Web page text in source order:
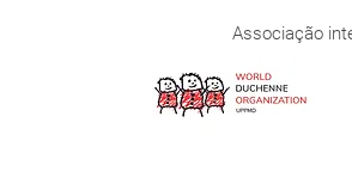
Associação